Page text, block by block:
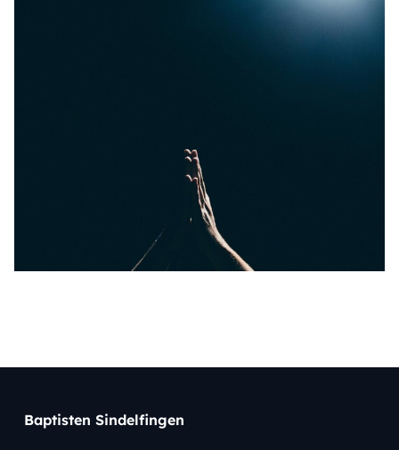
Baptisten Sindelfingen